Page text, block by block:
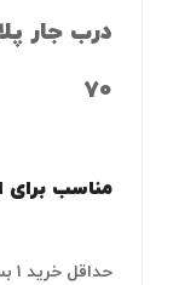
درب جار
۷۰
مناسب برای
حداقل خرید ۱ بسته